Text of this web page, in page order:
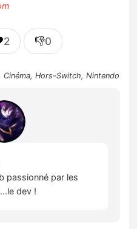
2 👎0
Cinéma,Hors-Switch,Nintendo
passionné par les
dev !